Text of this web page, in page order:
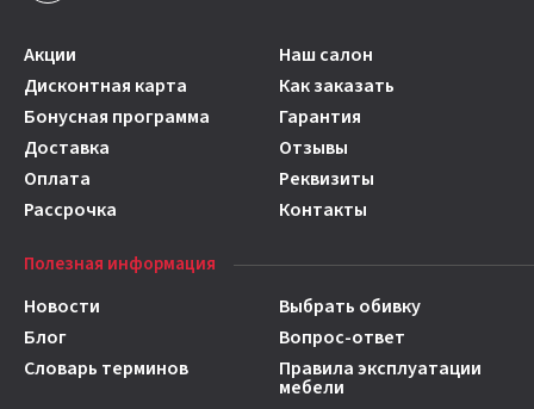
Акции
Наш салон
Дисконтная карта
Как заказать
Бонусная программа
Гарантия
Доставка
Отзывы
Оплата
Реквизиты
Рассрочка
Контакты
Полезная информация
Новости
Выбрать обивку
Блог
Вопрос-ответ
Словарь терминов
Правила эксплуатации
мебели